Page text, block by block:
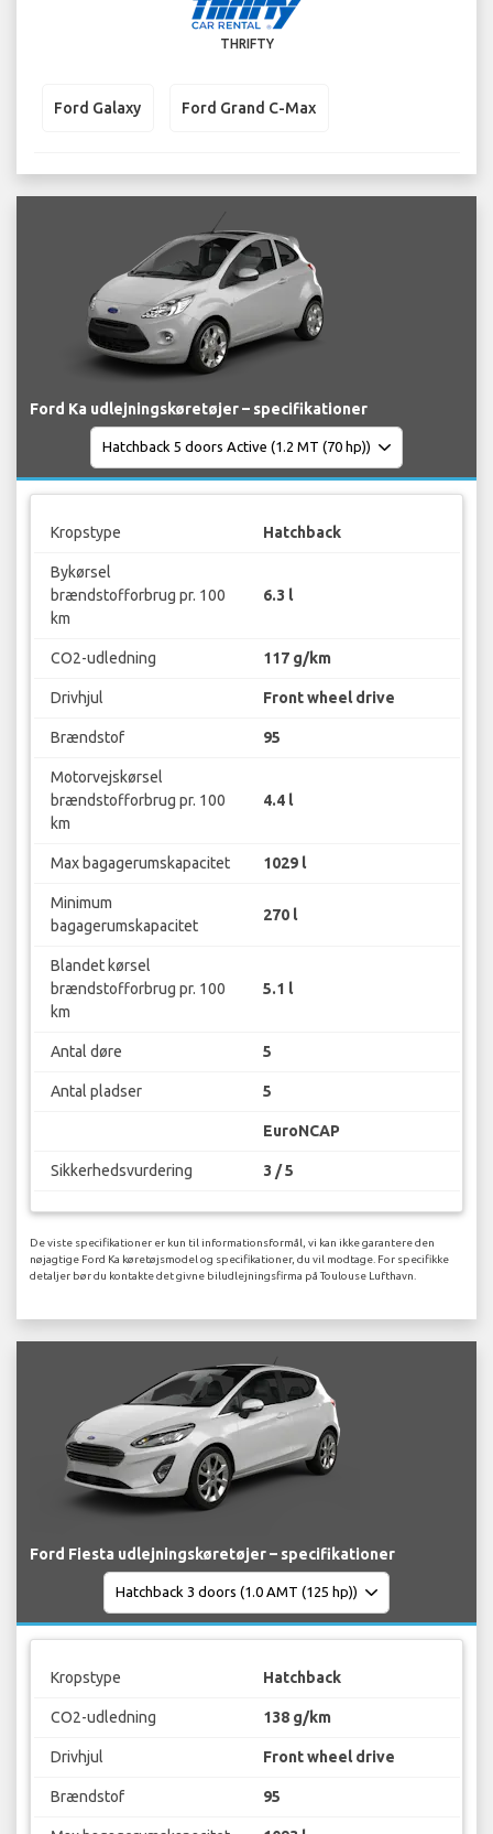
THRIFTY
Ford Galaxy Ford Grand C-Max
Ford Ka udlejningskøretøjer – specifikationer
Kropstype Hatchback
Bykørsel
brændstofforbrug pr. 100
km
6.3 l
CO2-udledning 117 g/km
Drivhjul Front wheel drive
Brændstof 95
Motorvejskørsel
brændstofforbrug pr. 100
km
4.4 l
Max bagagerumskapacitet 1029 l
Minimum
bagagerumskapacitet
270 l
Blandet kørsel
brændstofforbrug pr. 100
km
5.1 l
Antal døre 5
Antal pladser 5
EuroNCAP
Sikkerhedsvurdering 3 / 5
De viste specifikationer er kun til informationsformål, vi kan ikke garantere den
nøjagtige Ford Ka køretøjsmodel og specifikationer, du vil modtage. For specifikke
detaljer bør du kontakte det givne biludlejningsfirma på Toulouse Lufthavn.
Ford Fiesta udlejningskøretøjer – specifikationer
Kropstype Hatchback
CO2-udledning 138 g/km
Drivhjul Front wheel drive
Brændstof 95